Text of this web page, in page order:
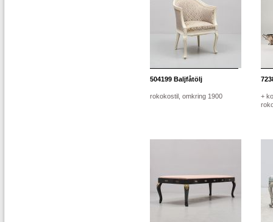
504199 Baljfåtölj
rokokostil, omkring 1900
+